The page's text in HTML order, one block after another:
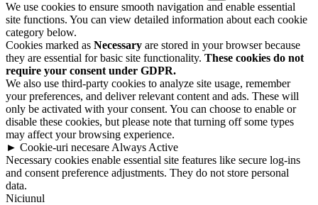
We use cookies to ensure smooth navigation and enable essential
site functions. You can view detailed information about each cookie
category below.
Cookies marked as Necessary are stored in your browser because
they are essential for basic site functionality. These cookies do not
require your consent under GDPR.
We also use third-party cookies to analyze site usage, remember
your preferences, and deliver relevant content and ads. These will
only be activated with your consent. You can choose to enable or
disable these cookies, but please note that turning off some types
may affect your browsing experience.
► Cookie-uri necesare Always Active
Necessary cookies enable essential site features like secure log-ins
and consent preference adjustments. They do not store personal
data.
Niciunul